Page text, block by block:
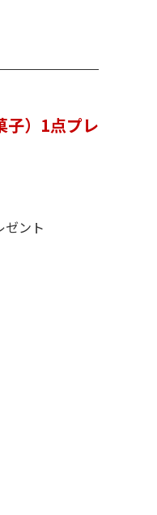
子）1点プレ
ゼント